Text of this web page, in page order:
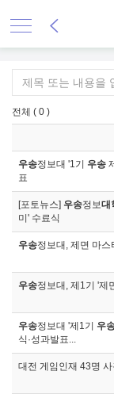
전체 ( 0 )
우송정보대 '1기 우송
표
[포토뉴스] 우송정보대
미' 수료식
우송정보대, 제면 마
우송정보대, 제1기 '제
우송정보대 '제1기 우
식·성과발표...
대전 게임인재 43명